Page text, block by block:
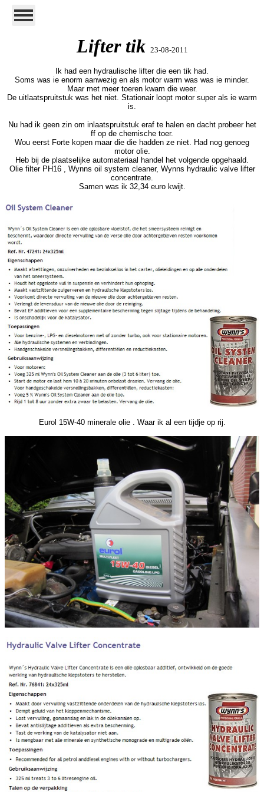
Lifter tik 23-08-2011
Ik had een hydraulische lifter die een tik had.
Soms was ie enorm aanwezig en als motor warm was was ie minder.
Maar met meer toeren kwam die weer.
De uitlaatspruitstuk was het niet. Stationair loopt motor super als ie warm
is.
Nu had ik geen zin om inlaatspruitstuk eraf te halen en dacht probeer het
ff op de chemische toer.
Wou eerst Forte kopen maar die die hadden ze niet. Had nog genoeg
motor olie.
Heb bij de plaatselijke automateriaal handel het volgende opgehaald.
Olie filter PH16 , Wynns oil system cleaner, Wynns hydraulic valve lifter
concentrate.
Samen was ik 32,34 euro kwijt.
Eurol 15W-40 minerale olie . Waar ik al een tijdje op rij.